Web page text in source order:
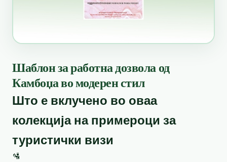
Шаблон за работна дозвола од
Камбоџа во модерен стил
Што е вклучено во оваа
колекција на примероци за
туристички визи
🛂